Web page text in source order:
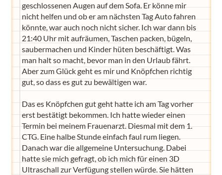
geschlossenen Augen auf dem Sofa. Er könne mir
nicht helfen und ob er am nächsten Tag Auto fahren
könnte, war auch noch nicht sicher. Ich war dann bis
21:40 Uhr mit aufräumen, Taschen packen, bügeln,
saubermachen und Kinder hüten beschäftigt. Was
man halt so macht, bevor man in den Urlaub fährt.
Aber zum Glück geht es mir und Knöpfchen richtig
gut, so dass es gut zu bewältigen war.
Das es Knöpfchen gut geht hatte ich am Tag vorher
erst bestätigt bekommen. Ich hatte wieder einen
Termin bei meinem Frauenarzt. Diesmal mit dem 1.
CTG. Eine halbe Stunde einfach faul rum liegen.
Danach war die allgemeine Untersuchung. Dabei
hatte sie mich gefragt, ob ich mich für einen 3D
Ultraschall zur Verfügung stellen würde. Sie hätten